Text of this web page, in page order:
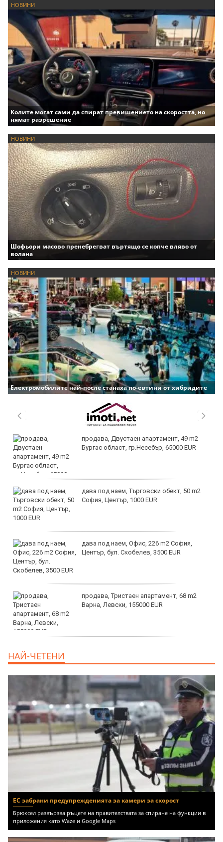
НОВИНИ
Колите могат сами да спират превишението на скоростта, но
нямат разрешение
НОВИНИ
Шофьори масово пренебрегват въртящо се копче вляво от
волана
НОВИНИ
Електромобилите най-после станаха по-евтини от хибридите
продава, Двустаен апартамент, 49 m2
Бургас област, гр.Несебър, 65000 EUR
дава под наем, Търговски обект, 50 m2
София, Център, 1000 EUR
дава под наем, Офис, 226 m2 София,
Център, бул. Скобелев, 3500 EUR
продава, Тристаен апартамент, 68 m2
Варна, Левски, 155000 EUR
НАЙ-ЧЕТЕНИ
ЕС забрани предупрежденията за камери за скорост
Брюксел развързва ръцете на правителствата за спиране на функции в
приложения като Waze и Google Maps